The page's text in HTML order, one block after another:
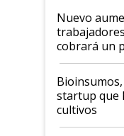
Nuevo
cobrará un
startup que
cultivos